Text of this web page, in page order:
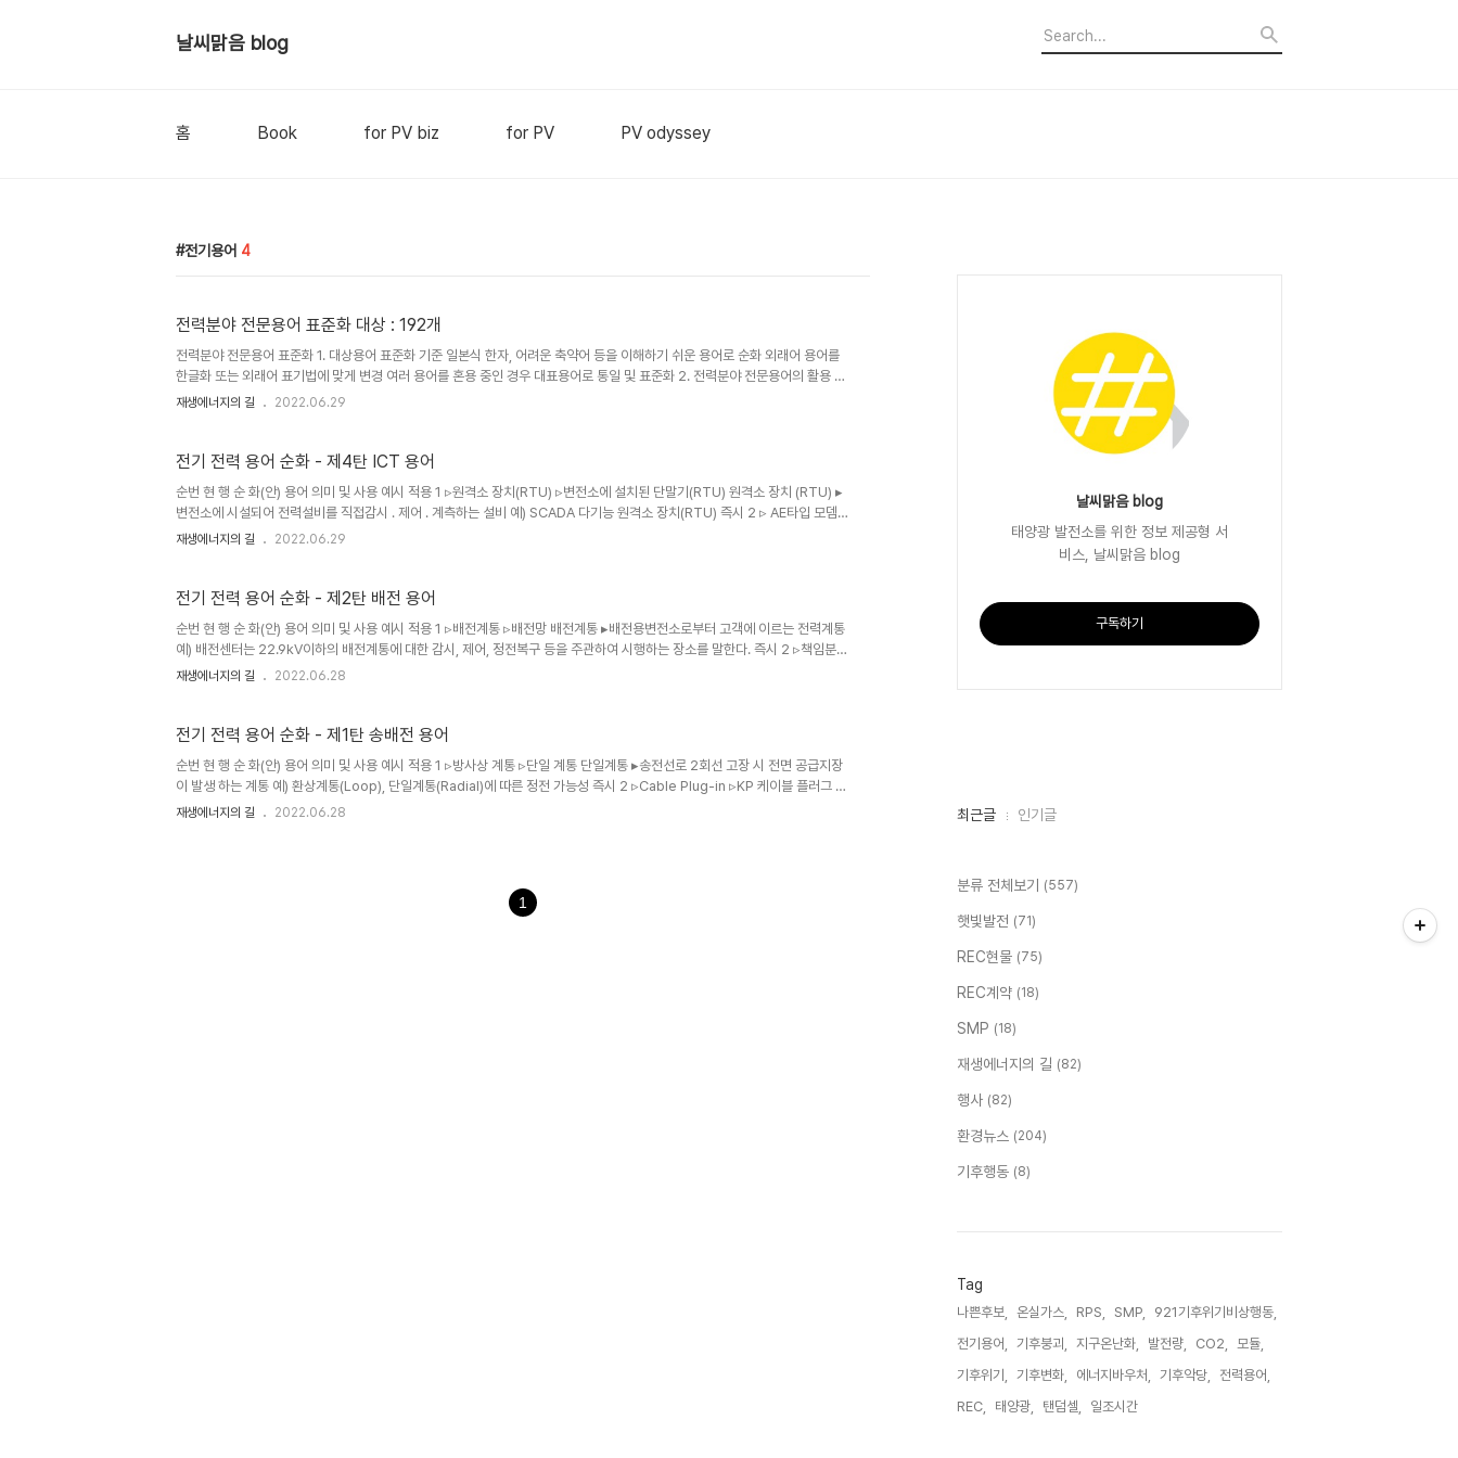
날씨맑음 blog
홈 Book for PV biz for PV PV odyssey
전기용어 4
전력분야 전문용어 표준화 대상 : 192개
전력분야 전문용어 표준화 1. 대상용어 표준화 기준 일본식 한자, 어려운 축약어 등을 이해하기 쉬운 용어로 순화 외래어 용어를
한글화 또는 외래어 표기법에 맞게 변경 여러 용어를 혼용 중인 경우 대표용어로 통일 및 표준화 2. 전력분야 전문용어의 활용 방
안 ㅇ 중앙행정기관은 고시된 용어를 소관 법령 제정․개정, 교과용 도서 제작, 공문서 작성 및 국가 주관의 시험 출제 등에 적극 활
중 하나를 맥락에 맞게 선..
재생에너지의 길 2022.06.29
전기 전력 용어 순화 - 제4탄 ICT 용어
순번 현 행 순 화(안) 용어 의미 및 사용 예시 적용 1 ▹원격소 장치(RTU) ▹변전소에 설치된 단말기(RTU) 원격소 장치 (RTU) ▸
변전소에 시설되어 전력설비를 직접감시 ․ 제어 ․ 계측하는 설비 예) SCADA 다기능 원격소 장치(RTU) 즉시 2 ▹ AE타입 모뎀 ▹
Ea타입 모뎀 AE타입 모뎀 ▸Advanced E-type 전력량계 예) G-Type, AE타입 전력량계가 집합설치(2대 이상) 된 개소에
Business to Busin..
재생에너지의 길 2022.06.29
전기 전력 용어 순화 - 제2탄 배전 용어
순번 현 행 순 화(안) 용어 의미 및 사용 예시 적용 1 ▹배전계통 ▹배전망 배전계통 ▸배전용변전소로부터 고객에 이르는 전력계통
예) 배전센터는 22.9kV이하의 배전계통에 대한 감시, 제어, 정전복구 등을 주관하여 시행하는 장소를 말한다. 즉시 2 ▹책임분계
점 개폐기 ▹수급지점 개폐기 수급지점 개폐기 ▸수급지점(고객과 한전간의 전기설비에 대한 안전 및 유지 보수의 책임한계)에 설
체 ▹협력회사 (사내 혼용) 배전공사 전문회사 * 배계(건설)-679(..
재생에너지의 길 2022.06.28
전기 전력 용어 순화 - 제1탄 송배전 용어
순번 현 행 순 화(안) 용어 의미 및 사용 예시 적용 1 ▹방사상 계통 ▹단일 계통 단일계통 ▸송전선로 2회선 고장 시 전면 공급지장
이 발생 하는 계통 예) 환상계통(Loop), 단일계통(Radial)에 따른 정전 가능성 즉시 2 ▹Cable Plug-in ▹KP 케이블 플러그 인
(Cable Plug-in) ▸변전소 GIS CB와 배전선로 특고압 케이블을 연결하는 접속재 예) 변전분야 23kV 케이블 플러그 인
재생에너지의 길 2022.06.28
1
날씨맑음 blog
태양광 발전소를 위한 정보 제공형 서
비스, 날씨맑음 blog
구독하기
최
인
글
최근글 인기글
분류 전체보기 (557)
햇빛발전 (71)
REC현물 (75)
REC계약 (18)
SMP (18)
재생에너지의 길 (82)
행사 (82)
환경뉴스 (204)
기후행동 (8)
Tag
나쁜후보, 온실가스, RPS, SMP,
921기후위기비상행동,
전기용어,
기후붕괴, 지구온난화, 발전량, CO2,
모듈,
기후위기,
기후변화, 에너지바우처, 기후악당,
전력용어,
REC,
태양광, 탠덤셀, 일조시간,